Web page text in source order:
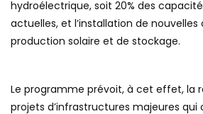
hydroélectrique, soit 20% des
actuelles, et l’installation de
production solaire et de stockage.
Le programme prévoit, à cet effet, la
projets d’infrastructures majeures